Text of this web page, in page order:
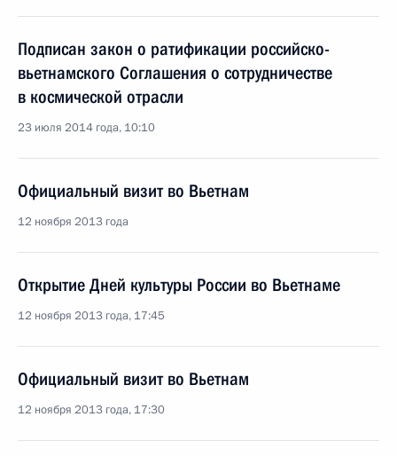
Подписан закон о ратификации российско-
вьетнамского Соглашения о сотрудничестве
в космической отрасли
23 июля 2014 года, 10:10
Официальный визит во Вьетнам
12 ноября 2013 года
Открытие Дней культуры России во Вьетнаме
12 ноября 2013 года, 17:45
Официальный визит во Вьетнам
12 ноября 2013 года, 17:30